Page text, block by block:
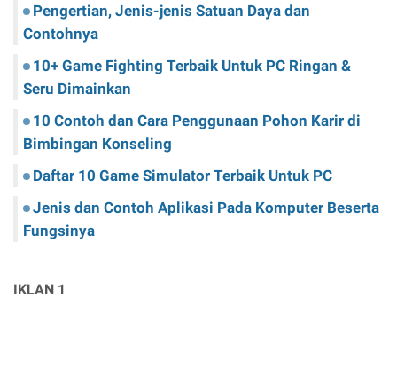
Pengertian, Jenis-jenis Satuan Daya dan
Contohnya
10+ Game Fighting Terbaik Untuk PC Ringan &
Seru Dimainkan
10 Contoh dan Cara Penggunaan Pohon Karir di
Bimbingan Konseling
Daftar 10 Game Simulator Terbaik Untuk PC
Jenis dan Contoh Aplikasi Pada Komputer Beserta
Fungsinya
IKLAN 1